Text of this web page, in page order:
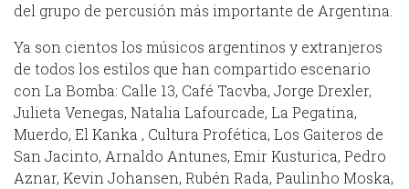
del grupo de percusión más importante de Argentina.
Ya son cientos los músicos argentinos y extranjeros
de todos los estilos que han compartido escenario
con La Bomba: Calle 13, Café Tacvba, Jorge Drexler,
Julieta Venegas, Natalia Lafourcade, La Pegatina,
Muerdo, El Kanka , Cultura Profética, Los Gaiteros de
San Jacinto, Arnaldo Antunes, Emir Kusturica, Pedro
Aznar, Kevin Johansen, Rubén Rada, Paulinho Moska,